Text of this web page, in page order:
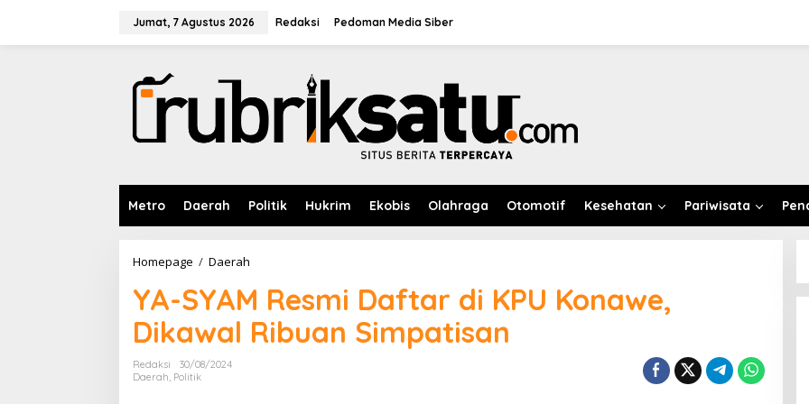
Jumat, 7 Agustus 2026 Redaksi Pedoman Media Siber
Metro Daerah Politik Hukrim Ekobis Olahraga Otomotif Kesehatan Pariwisata
Homepage / Daerah
-
S
Y
A
YA-SYAM Resmi Daftar di KPU Konawe,
Dikawal Ribuan Simpatisan
Redaksi
30/08/2024
Daerah Politik